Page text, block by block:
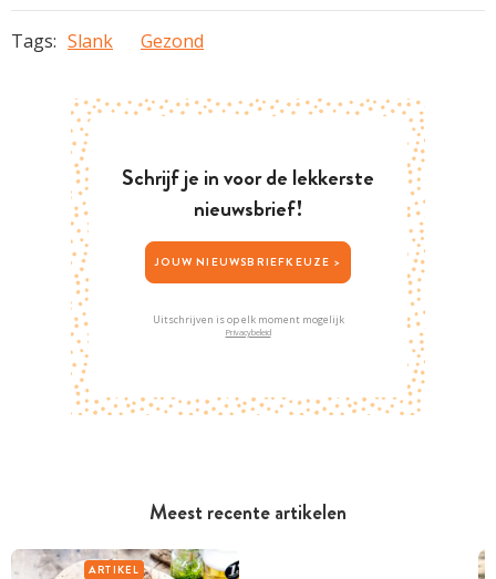
Meest recente artikelen
ARTIKEL
Tags: Slank Gezond
Schrijf je in voor de lekkerste
nieuwsbrief!
JOUW NIEUWSBRIEFKEUZE >
Uitschrijven is op elk moment mogelijk
Privacybeleid